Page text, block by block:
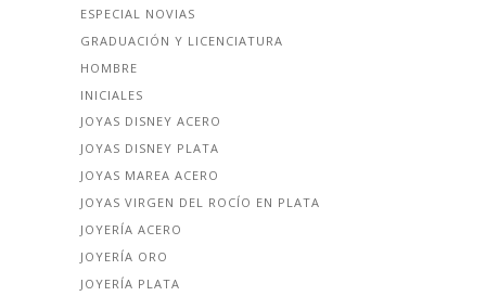
ESPECIAL NOVIAS
GRADUACIÓN Y LICENCIATURA
HOMBRE
INICIALES
JOYAS DISNEY ACERO
JOYAS DISNEY PLATA
JOYAS MAREA ACERO
JOYAS VIRGEN DEL ROCÍO EN PLATA
JOYERÍA ACERO
JOYERÍA ORO
JOYERÍA PLATA